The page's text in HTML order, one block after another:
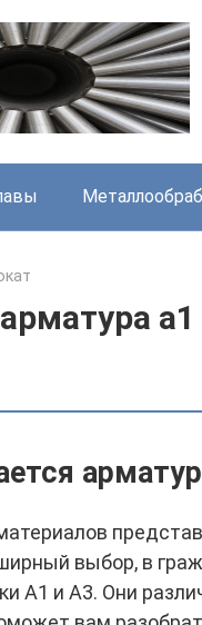
а1
выбор, в
А1 и А3. Они